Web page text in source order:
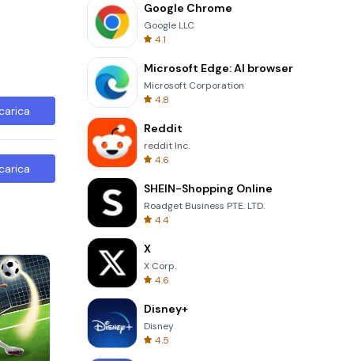
Google Chrome
Google LLC
4.1
Microsoft Edge: AI browser
Microsoft Corporation
4.8
Reddit
reddit Inc.
4.6
SHEIN-Shopping Online
Roadget Business PTE. LTD.
4.4
X
X Corp.
4.6
Disney+
Disney
4.5